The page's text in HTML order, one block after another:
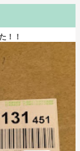
！！